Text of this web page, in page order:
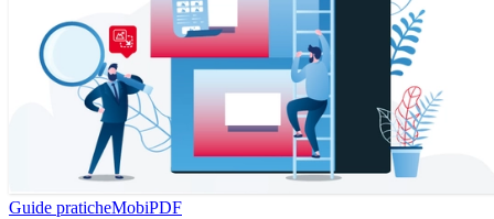
Guide praticheMobiPDF